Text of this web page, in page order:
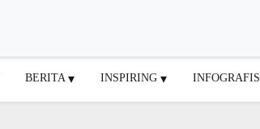
BERITA INSPIRING INFOGRAFIS